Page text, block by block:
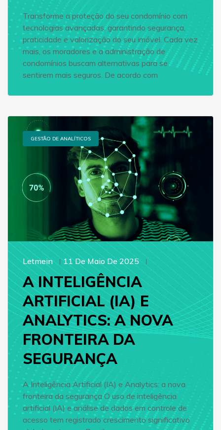
Transforme a proteção do seu condomínio com
tecnologias avançadas, garantindo segurança,
praticidade e valorização do seu imóvel. Cada vez
mais, os moradores e a administração de
condomínios buscam alternativas para se
sentirem mais seguros. De acordo com
GESTÃO DE ANALÍTICOS
Letmein 11 De Maio De 2025
A INTELIGÊNCIA
ARTIFICIAL (IA) E
ANALYTICS: A NOVA
FRONTEIRA DA
SEGURANÇA
A Inteligência Artificial (IA) e Analytics: a nova
fronteira da segurança O uso de inteligência
artificial (IA) e análise de dados em controle de
acesso tem registrado crescimento significativo